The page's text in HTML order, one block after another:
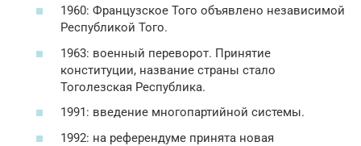
1960: Французское Того объявлено независимой
Республикой Того.
1963: военный переворот. Принятие
конституции, название страны стало
Тоголезская Республика.
1991: введение многопартийной системы.
1992: на референдуме принята новая